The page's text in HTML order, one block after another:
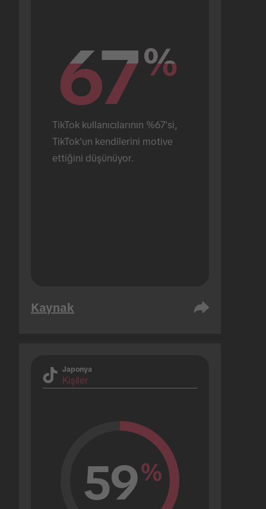
67%
67%
TikTok kullanıcılarının %67'si,
TikTok'un kendilerini motive
ettiğini düşünüyor.
Kaynak
Japonya
Kişiler
59%